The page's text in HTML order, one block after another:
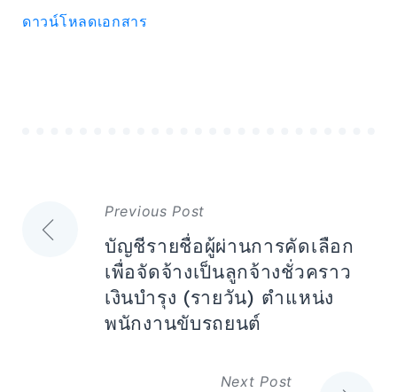
ดาวน์โหลดเอกสาร
แนะแนว
เรื่อง
Previous Post
บัญชีรายชื่อผู้ผ่านการคัดเลือก
เพื่อจัดจ้างเป็นลูกจ้างชั่วคราว
เงินบำรุง (รายวัน) ตำแหน่ง
พนักงานขับรถยนต์
Next Post